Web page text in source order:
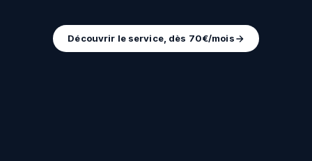
Découvrir le service, dès 70€/mois